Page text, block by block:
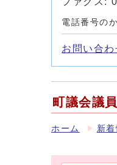
電話番号の
お問い合
町議会議
ホーム 新